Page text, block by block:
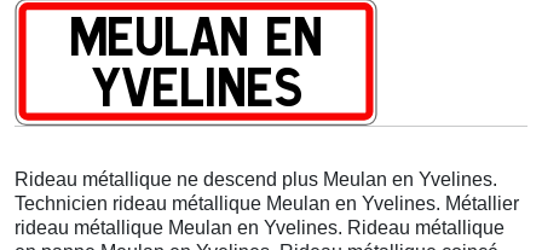
Rideau métallique ne descend plus Meulan en Yvelines.
Technicien rideau métallique Meulan en Yvelines. Métallier
rideau métallique Meulan en Yvelines. Rideau métallique